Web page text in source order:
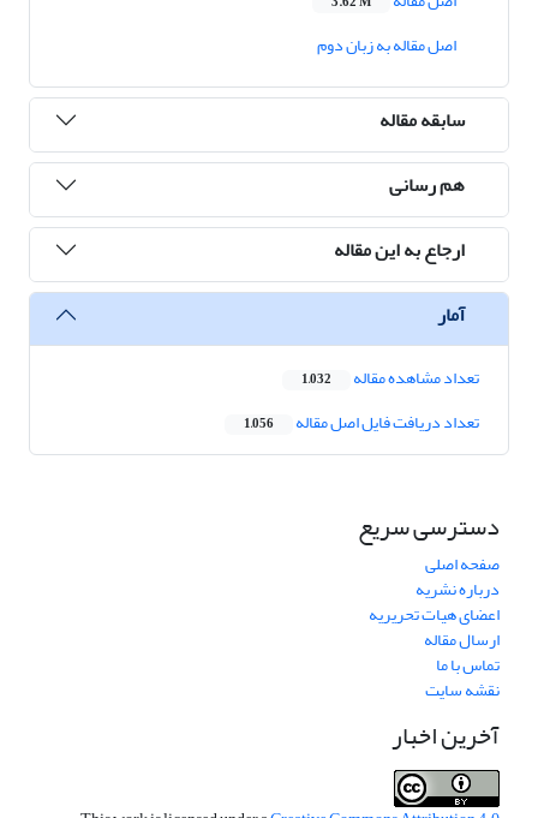
اصل مقاله به زبان دوم
سابقه مقاله
هم رسانی
ارجاع به این مقاله
آمار
تعداد مشاهده مقاله 1,032
تعداد دریافت فایل اصل مقاله 1,056
دسترسی سریع
صفحه اصلی
درباره نشریه
اعضای هیات تحریریه
ارسال مقاله
تماس با ما
نقشه سایت
آخرین اخبار